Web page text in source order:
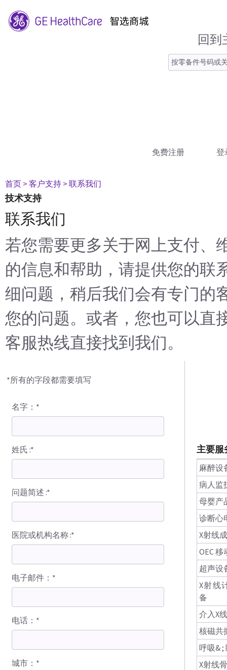
回到
免费注册 登
首页 > 客户支持 > 联系我们
技术支持
联系我们
若您需要更多关于网上支付、
的信息和帮助，请提供您的联
细问题，稍后我们会有专门的
您的问题。或者，您也可以直
客服热线直接找到我们。
*所有的字段都需要填写
名字：*
姓氏 :*
问题简述 :*
医院或机构名称 :*
电子邮件：*
电话：*
城市：*
主要服
麻醉设
病人监
母婴产
诊断心
X射线
OEC 移
超声设
X射线
备
介入X
核磁共
呼吸& ;
X射线